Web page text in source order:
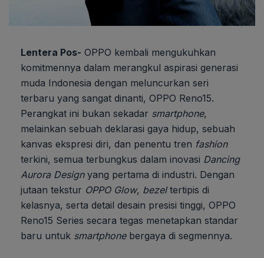
Lentera Pos- OPPO kembali mengukuhkan
komitmennya dalam merangkul aspirasi generasi
muda Indonesia dengan meluncurkan seri
terbaru yang sangat dinanti, OPPO Reno15.
Perangkat ini bukan sekadar smartphone,
melainkan sebuah deklarasi gaya hidup, sebuah
kanvas ekspresi diri, dan penentu tren fashion
terkini, semua terbungkus dalam inovasi Dancing
Aurora Designyang pertama di industri. Dengan
jutaan tekstur OPPO Glow, bezeltertipis di
kelasnya, serta detail desain presisi tinggi, OPPO
Reno15 Series secara tegas menetapkan standar
baru untuk smartphonebergaya di segmennya.